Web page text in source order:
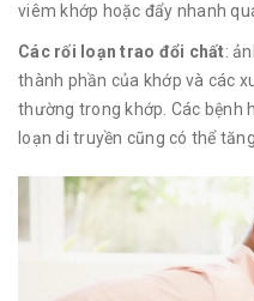
viêm khớp hoặc đẩy nhanh
Các rối loạn trao đổi chất:
thành phần của khớp và các
thường trong khớp. Các bệnh
loạn di truyền cũng có thể